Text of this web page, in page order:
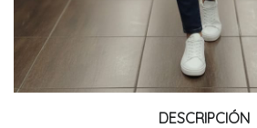
DESCRIPCIÓN